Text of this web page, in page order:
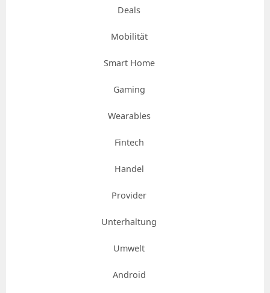
Deals
Mobilität
Smart Home
Gaming
Wearables
Fintech
Handel
Provider
Unterhaltung
Umwelt
Android